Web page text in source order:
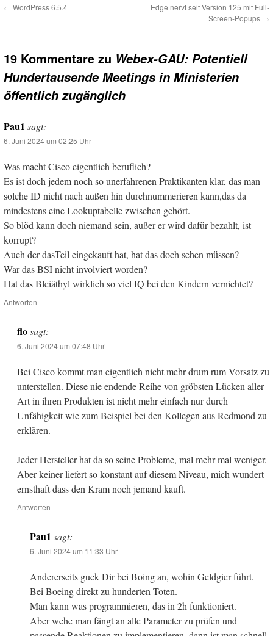
← WordPress 6.5.4
Edge nervt seit Version 125 mit Full-
Screen-Popups →
19 Kommentare zu Webex-GAU: Potentiell
Hundertausende Meetings in Ministerien
öffentlich zugänglich
Pau1 sagt:
6. Juni 2024 um 02:25 Uhr
Was macht Cisco eigentlich beruflich?
Es ist doch jedem noch so unerfahrenen Praktikanten klar, das man
solche ID nicht nach außen hin durchnummerieren kann,das da
mindestens eine Lookuptabelle zwischen gehört.
So blöd kann doch niemand sein, außer er wird dafür bezahlt, ist
korrupt?
Auch der dasTeil eingekauft hat, hat das doch sehen müssen?
War das BSI nicht involviert worden?
Hat das Bleiäthyl wirklich so viel IQ bei den Kindern vernichtet?
Antworten
flo sagt:
6. Juni 2024 um 07:48 Uhr
Bei Cisco kommt man eigentlich nicht mehr drum rum Vorsatz zu
unterstellen. Diese nie endende Reihe von gröbsten Lücken aller
Art in ihren Produkten ist nicht mehr einfach nur durch
Unfähigkeit wie zum Beispiel bei den Kollegen aus Redmond zu
erklären.
Jeder Hersteller hat da so seine Probleme, mal mehr mal weniger.
Aber keiner liefert so konstant auf diesem Niveau, mich wundert
ernsthaft dass den Kram noch jemand kauft.
Antworten
Pau1 sagt:
6. Juni 2024 um 11:33 Uhr
Andererseits guck Dir bei Boing an, wohin Geldgier führt.
Bei Boeing direkt zu hunderten Toten.
Man kann was programmieren, das in 2h funktioniert.
Aber wehe man fängt an alle Parameter zu prüfen und